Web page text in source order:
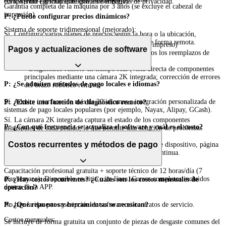
P: ¿Puedo configurar precios dinámicos?
Sí. Configura varios planes de precios según la hora o la ubicación,
modifica cuando quieras y los cambios se aplican de forma remota.
Garantía completa de la máquina por 3 años (se excluye el cabezal de
impresión)
Sistema de soporte tridimensional (mejorado):
- Manuales de operación bilingües (digital + impreso)
- Guías en video con código QR (cubren todos los reemplazos de
- Diagnóstico remoto en tiempo real (vista directa de componentes
principales mediante una cámara 2K integrada; corrección de errores
del brazo robótico remoto)
P: ¿Existe una función de diagnóstico remoto?
Sí. La cámara 2K integrada captura el estado de los componentes
principales de cada pedido, lo que permite una solución de problemas
Capacitación profesional gratuita + soporte técnico de 12 horas/día (7
días/semana). Disponible en sitio o en línea. Cursos completos incluidos
dentro de la APP.
P: ¿Qué repuestos y herramientas se necesitan?
Se incluye de forma gratuita un conjunto de piezas de desgaste comunes del
Pagos y actualizaciones de software
P: ¿Se admiten métodos de pago locales e idiomas?
Sí. Admite interfaces de más de 20 idiomas e integración personalizada de
sistemas de pago locales populares (por ejemplo, Nayax, Alipay, GCash).
P: ¿Con qué frecuencia se actualiza el software y cuál es el costo?
Actualizaciones gratuitas enviadas cada 15 días (incluye dispositivo, página
del cliente, APP del comerciante), con optimización continua.
Costos recurrentes y métodos de pago
P: ¿Hay costos recurrentes? ¿Cuáles son los costos mensuales de
operación?
No hay tarifas por suscripción de software ni contratos de servicio.
Costos mensuales: